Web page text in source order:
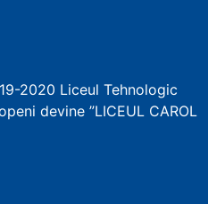
2020 Liceul Tehnologic
devine ”LICEUL CAROL